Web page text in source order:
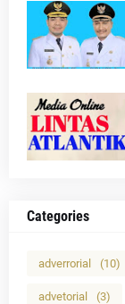
Categories
adverrorial (10)
advetorial (3)